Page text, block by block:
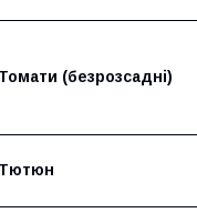
Томати (безрозсадні)
Тютюн